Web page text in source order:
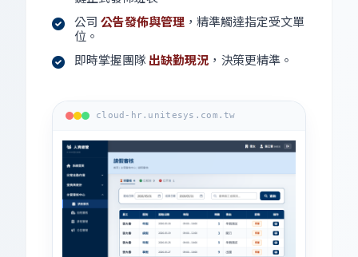
cloud-hr.unitesys.com.tw
公司 公告發佈與管理 ，精準觸達指定受文單
位。
即時掌握團隊 出缺勤現況 ，決策更精準。